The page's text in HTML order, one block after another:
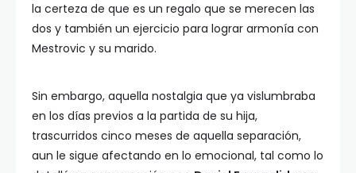
la certeza de que es un regalo que se merecen las
dos y también un ejercicio para lograr armonía con
Mestrovic y su marido.
Sin embargo, aquella nostalgia que ya vislumbraba
en los días previos a la partida de su hija,
trascurridos cinco meses de aquella separación,
aun le sigue afectando en lo emocional, tal como lo